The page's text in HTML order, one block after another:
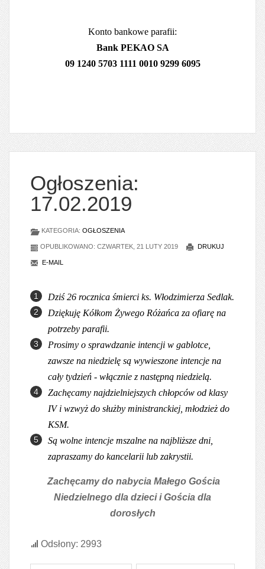
Konto bankowe parafii:
Bank PEKAO SA
09 1240 5703 1111 0010 9299 6095
Ogłoszenia:
17.02.2019
KATEGORIA: OGŁOSZENIA
OPUBLIKOWANO: CZWARTEK, 21 LUTY 2019 DRUKUJ
E-MAIL
Dziś 26 rocznica śmierci ks. Włodzimierza Sedlak.
Dziękuję Kółkom Żywego Różańca za ofiarę na
potrzeby parafii.
Prosimy o sprawdzanie intencji w gablotce,
zawsze na niedzielę są wywieszone intencje na
cały tydzień - włącznie z następną niedzielą.
Zachęcamy najdzielniejszych chłopców od klasy
IV i wzwyż do służby ministranckiej, młodzież do
KSM.
Są wolne intencje mszalne na najbliższe dni,
zapraszamy do kancelarii lub zakrystii.
Zachęcamy do nabycia Małego Gościa
Niedzielnego dla dzieci i Gościa dla
dorosłych
Odsłony: 2993